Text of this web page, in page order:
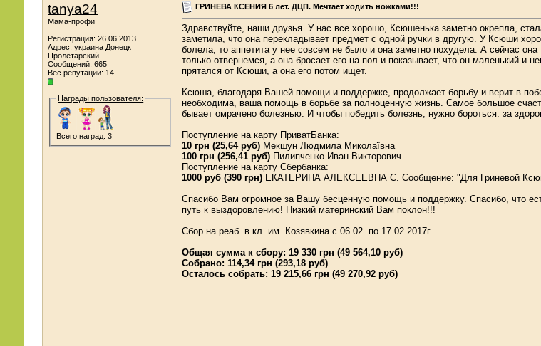
tanya24
Мама-профи
Регистрация: 26.06.2013
Адрес: украина Донецк
Пролетарский
Сообщений: 665
Вес репутации: 14
Награды пользователя:
Всего наград: 3
ГРИНЕВА КСЕНИЯ 6 лет. ДЦП. Мечтает ходить ножками!!!
Здравствуйте, наши друзья. У нас все хорошо, Ксюшенька заметно окрепла,
заметила, что она перекладывает предмет с одной ручки в другую. У Ксюши
болела, то аппетита у нее совсем не было и она заметно похудела. А сейчас
только отвернемся, а она бросает его на пол и показывает, что он маленький
прятался от Ксюши, а она его потом ищет.
Ксюша, благодаря Вашей помощи и поддержке, продолжает борьбу и верит в
необходима, ваша помощь в борьбе за полноценную жизнь. Самое большое
бывает омрачено болезнью. И чтобы победить болезнь, нужно бороться: за
Поступление на карту ПриватБанка:
10 грн (25,64 руб)Мекшун Людмила Миколаївна
100 грн (256,41 руб)Пилипченко Иван Викторович
Поступление на карту Сбербанка:
1000 руб (390 грн)ЕКАТЕРИНА АЛЕКСЕЕВНА С. Сообщение: "Для Гриневой
Спасибо Вам огромное за Вашу бесценную помощь и поддержку. Спасибо, что
путь к выздоровлению! Низкий материнский Вам поклон!!!
Сбор на реаб. в кл. им. Козявкина с 06.02. по 17.02.2017г.
Общая сумма к сбору: 19 330 грн (49 564,10 руб)
Собрано: 114,34 грн (293,18 руб)
Осталось собрать: 19 215,66 грн (49 270,92 руб)